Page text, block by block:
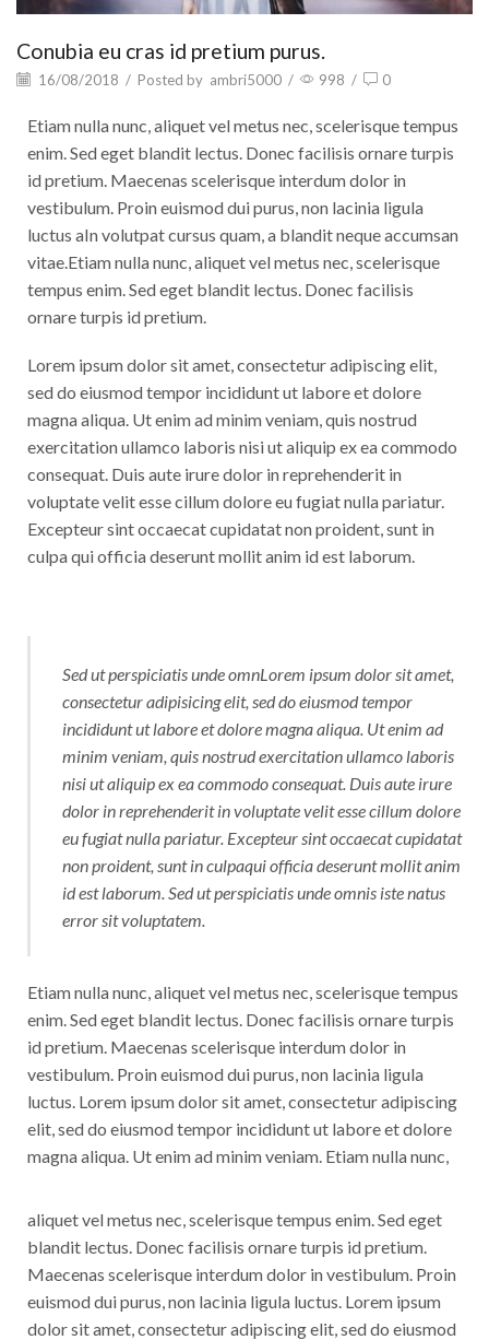
Conubia eu cras id pretium purus.
16/08/2018 / Posted by ambri5000 / 998 / 0
Etiam nulla nunc, aliquet vel metus nec, scelerisque tempus
enim. Sed eget blandit lectus. Donec facilisis ornare turpis
id pretium. Maecenas scelerisque interdum dolor in
vestibulum. Proin euismod dui purus, non lacinia ligula
luctus aIn volutpat cursus quam, a blandit neque accumsan
vitae.Etiam nulla nunc, aliquet vel metus nec, scelerisque
tempus enim. Sed eget blandit lectus. Donec facilisis
ornare turpis id pretium.
Lorem ipsum dolor sit amet, consectetur adipiscing elit,
sed do eiusmod tempor incididunt ut labore et dolore
magna aliqua. Ut enim ad minim veniam, quis nostrud
exercitation ullamco laboris nisi ut aliquip ex ea commodo
consequat. Duis aute irure dolor in reprehenderit in
voluptate velit esse cillum dolore eu fugiat nulla pariatur.
Excepteur sint occaecat cupidatat non proident, sunt in
culpa qui officia deserunt mollit anim id est laborum.
Sed ut perspiciatis unde omnLorem ipsum dolor sit amet,
consectetur adipisicing elit, sed do eiusmod tempor
incididunt ut labore et dolore magna aliqua. Ut enim ad
minim veniam, quis nostrud exercitation ullamco laboris
nisi ut aliquip ex ea commodo consequat. Duis aute irure
dolor in reprehenderit in voluptate velit esse cillum dolore
eu fugiat nulla pariatur. Excepteur sint occaecat cupidatat
non proident, sunt in culpaqui officia deserunt mollit anim
id est laborum. Sed ut perspiciatis unde omnis iste natus
error sit voluptatem.
Etiam nulla nunc, aliquet vel metus nec, scelerisque tempus
enim. Sed eget blandit lectus. Donec facilisis ornare turpis
id pretium. Maecenas scelerisque interdum dolor in
vestibulum. Proin euismod dui purus, non lacinia ligula
luctus. Lorem ipsum dolor sit amet, consectetur adipiscing
elit, sed do eiusmod tempor incididunt ut labore et dolore
magna aliqua. Ut enim ad minim veniam. Etiam nulla nunc,
aliquet vel metus nec, scelerisque tempus enim. Sed eget
blandit lectus. Donec facilisis ornare turpis id pretium.
Maecenas scelerisque interdum dolor in vestibulum. Proin
euismod dui purus, non lacinia ligula luctus. Lorem ipsum
dolor sit amet, consectetur adipiscing elit, sed do eiusmod